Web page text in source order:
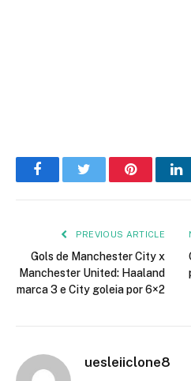
FacebookTwitter Pinterest
PREVIOUS ARTICLE
Gols de Manchester City x
Manchester United: Haaland
marca 3 e City goleia por 6×2
uesleiiclone8